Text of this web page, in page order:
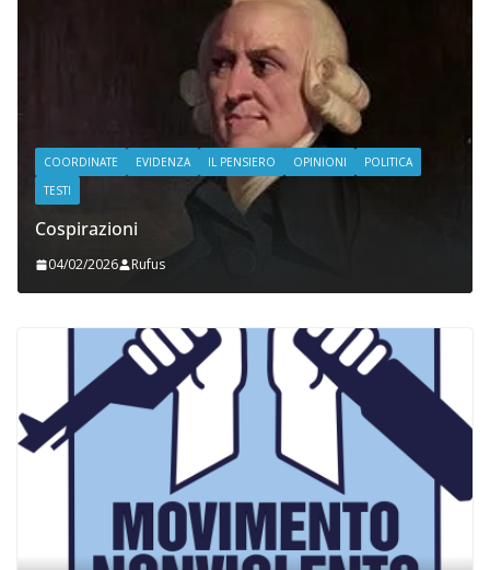
COORDINATE EVIDENZA IL PENSIERO OPINIONI
POLITICA
TESTI
Cospirazioni
04/02/2026 Rufus